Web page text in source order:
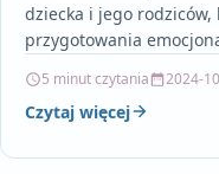
dziecka i jego
przygotowania
5 minut czytania 2024-
Czytaj więcej